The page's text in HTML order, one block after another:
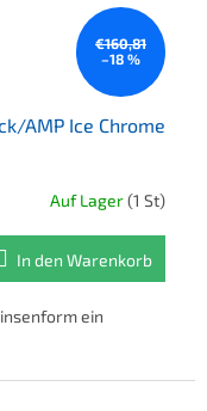
€160,81
–18 %
AMP Ice Chrome
Auf Lager(1 St)
In den Warenkorb
ein